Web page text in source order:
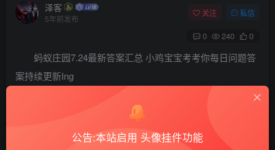
泽客
5年前发布
关注 私信
0 240 0
蚂蚁庄园7.24最新答案汇总 小鸡宝宝考考你每日问题答
案持续更新Ing
蚂蚁庄园7.24的答案是什么？相信大家都玩过蚂蚁庄园
养小鸡的游戏吧！想要给小鸡获取更多的饲料那就需要去答
题哦，但是很多玩家对于有些问题不是特别的了解，没关
公告:本站启用 头像挂件功能